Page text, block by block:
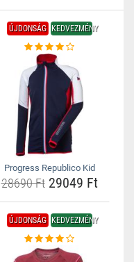
ÚJDONSÁG KEDVEZMÉNY
Progress Republico Kid
28690 Ft29049 Ft
ÚJDONSÁG KEDVEZMÉNY